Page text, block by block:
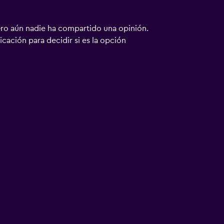
aún nadie ha compartido una opinión.
para decidir si es la opción